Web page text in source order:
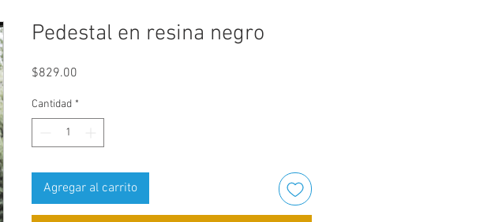
Pedestal en resina negro
$829.00
Cantidad *
Agregar al carrito